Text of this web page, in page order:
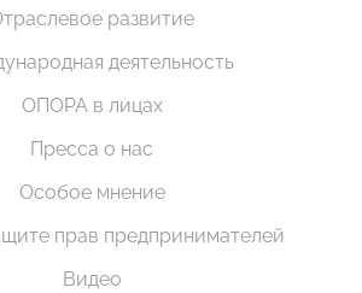
развитие
деятельность
ОПОРА в лицах
Пресса о нас
Особое мнение
прав предпринимателей
Видео